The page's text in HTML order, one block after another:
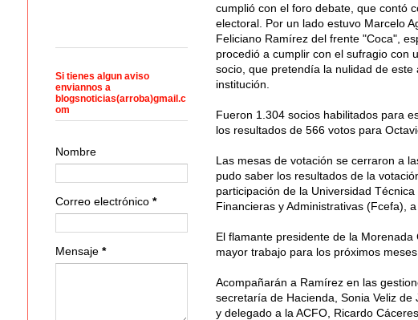
cumplió con el foro debate, que contó
electoral. Por un lado estuvo Marcelo
Feliciano Ramírez del frente "Coca",
procedió a cumplir con el sufragio con
socio, que pretendía la nulidad de
institución.
Fueron 1.304 socios habilitados para
los resultados de 566 votos para
Las mesas de votación se cerraron a
pudo saber los resultados de la
participación de la Universidad
Financieras y Administrativas (Fcefa),
El flamante presidente de la
mayor trabajo para los próximos
Acompañarán a Ramírez en las
secretaría de Hacienda, Sonia Veliz
y delegado a la ACFO, Ricardo
Si tienes algun aviso
enviannos a
blogsnoticias(arroba)gmail.c
om
Nombre
Correo electrónico *
Mensaje *